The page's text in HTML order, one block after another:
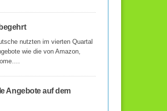
nutzten im vierten Quartal
wie die von Amazon,
Angebote auf dem